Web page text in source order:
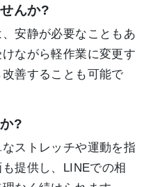
んか?
安静が必要なこともあ
ながら軽作業に変更す
善することも可能で
?
ストレッチや運動を指
提供し、LINEでの相